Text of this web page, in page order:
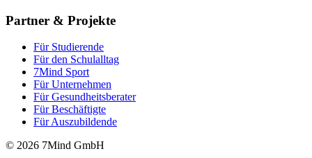
Partner & Projekte
Für Stu­die­rende
Für den Schulalltag
7Mind Sport
Für Unter­neh­men
Für Gesund­heits­be­ra­ter
Für Beschäftigte
Für Auszubildende
© 2026 7Mind GmbH